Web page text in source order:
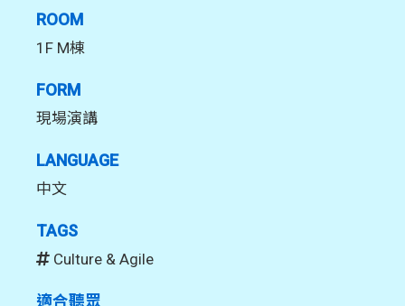
ROOM
1F M棟
FORM
現場演講
LANGUAGE
中文
TAGS
Culture & Agile
適合聽眾